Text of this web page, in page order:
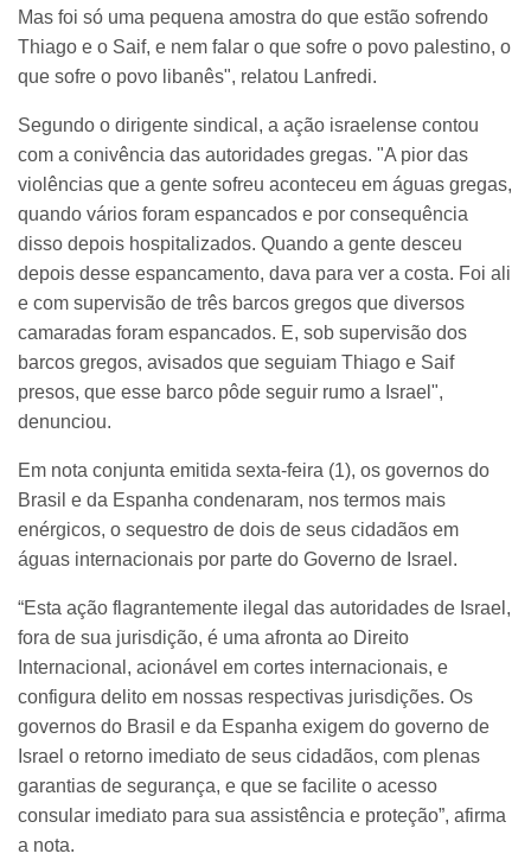
Mas foi só uma pequena amostra do que estão sofrendo
Thiago e o Saif, e nem falar o que sofre o povo palestino, o
que sofre o povo libanês", relatou Lanfredi.
Segundo o dirigente sindical, a ação israelense contou
com a conivência das autoridades gregas. "A pior das
violências que a gente sofreu aconteceu em águas gregas,
quando vários foram espancados e por consequência
disso depois hospitalizados. Quando a gente desceu
depois desse espancamento, dava para ver a costa. Foi ali
e com supervisão de três barcos gregos que diversos
camaradas foram espancados. E, sob supervisão dos
barcos gregos, avisados que seguiam Thiago e Saif
presos, que esse barco pôde seguir rumo a Israel",
denunciou.
Em nota conjunta emitida sexta-feira (1), os governos do
Brasil e da Espanha condenaram, nos termos mais
enérgicos, o sequestro de dois de seus cidadãos em
águas internacionais por parte do Governo de Israel.
“Esta ação flagrantemente ilegal das autoridades de Israel,
fora de sua jurisdição, é uma afronta ao Direito
Internacional, acionável em cortes internacionais, e
configura delito em nossas respectivas jurisdições. Os
governos do Brasil e da Espanha exigem do governo de
Israel o retorno imediato de seus cidadãos, com plenas
garantias de segurança, e que se facilite o acesso
consular imediato para sua assistência e proteção”, afirma
a nota.